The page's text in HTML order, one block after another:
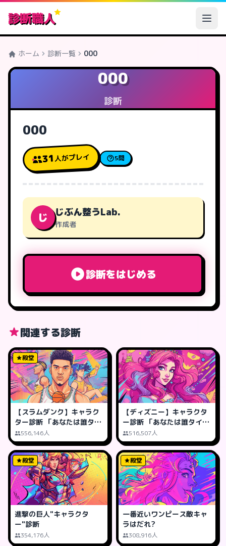
診断職人
ホーム 診断一覧 000
000
診断
000
31人がプレイ 5問
じ じぶん整うLab.
作成者
診断をはじめる
関連する診断
殿堂
【スラムダンク】キャラク
ター診断 「あなたは誰タイ
プ?」
556,146人
【ディズニー】キャラクタ
ー診断 「あなたは誰タイ
プ?」
516,507人
殿堂
進撃の巨人"キャラクタ
ー"診断
354,176人
殿堂
一番近いワンピース敵キャ
ラはだれ?
308,916人